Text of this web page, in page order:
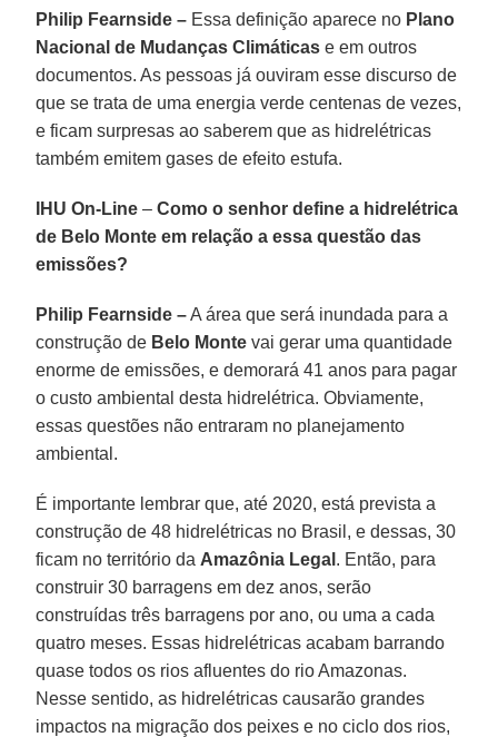
Philip Fearnside – Essa definição aparece no Plano
Nacional de Mudanças Climáticas e em outros
documentos. As pessoas já ouviram esse discurso de
que se trata de uma energia verde centenas de vezes,
e ficam surpresas ao saberem que as hidrelétricas
também emitem gases de efeito estufa.
IHU On-Line– Como o senhor define a hidrelétrica
de Belo Monte em relação a essa questão das
emissões?
Philip Fearnside –A área que será inundada para a
construção de Belo Monte vai gerar uma quantidade
enorme de emissões, e demorará 41 anos para pagar
o custo ambiental desta hidrelétrica. Obviamente,
essas questões não entraram no planejamento
ambiental.
É importante lembrar que, até 2020, está prevista a
construção de 48 hidrelétricas no Brasil, e dessas, 30
ficam no território da Amazônia Legal . Então, para
construir 30 barragens em dez anos, serão
construídas três barragens por ano, ou uma a cada
quatro meses. Essas hidrelétricas acabam barrando
quase todos os rios afluentes do rio Amazonas.
Nesse sentido, as hidrelétricas causarão grandes
impactos na migração dos peixes e no ciclo dos rios,